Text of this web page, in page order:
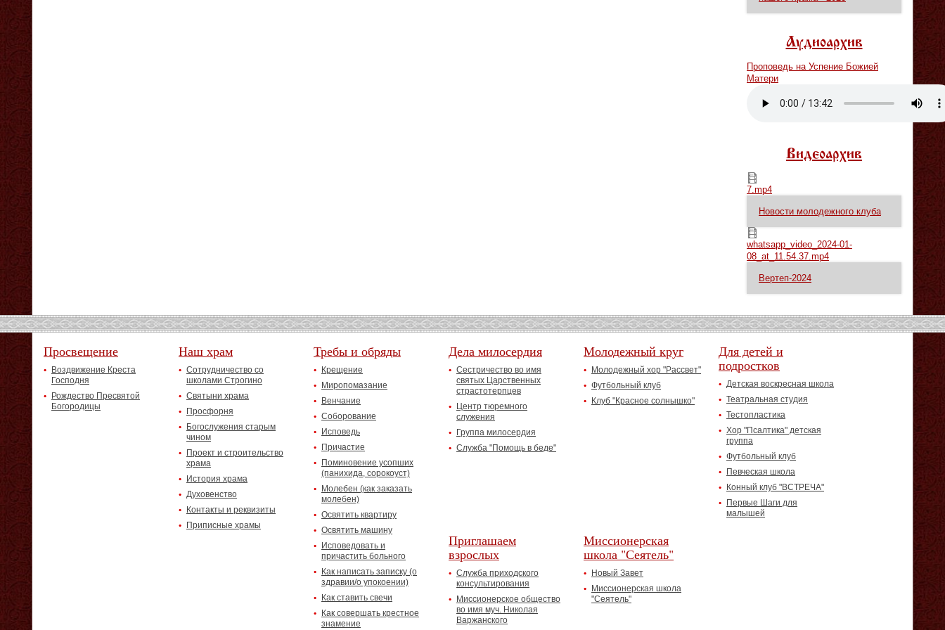
Аудиоархив
Проповедь на Успение Божией
Матери
Видеоархив
7.mp4
7.mp4
Новости молодежного клуба
whatsapp_video_2024-01-08_at_11.54.37.mp4
whatsapp_video_2024-01-
08_at_11.54.37.mp4
Вертеп-2024
Просвещение
Воздвижение Креста
Господня
Рождество Пресвятой
Богородицы
Наш храм
Сотрудничество со
школами Строгино
Святыни храма
Просфорня
Богослужения старым
чином
Проект и строительство
храма
История храма
Духовенство
Контакты и реквизиты
Приписные храмы
Требы и обряды
Крещение
Миропомазание
Венчание
Соборование
Исповедь
Причастие
Поминовение усопших
(панихида, сорокоуст)
Молебен (как заказать
молебен)
Освятить квартиру
Освятить машину
Исповедовать и
причастить больного
Как написать записку (о
здравии/о упокоении)
Как ставить свечи
Как совершать крестное
знамение
Дела милосердия
Сестричество во имя
святых Царственных
страстотерпцев
Центр тюремного
служения
Группа милосердия
Служба "Помощь в беде"
Молодежный круг
Молодежный хор "Рассвет"
Футбольный клуб
Клуб "Красное солнышко"
Для детей и
подростков
Детская воскресная школа
Театральная студия
Тестопластика
Хор "Псалтика" детская
группа
Футбольный клуб
Певческая школа
Конный клуб "ВСТРЕЧА"
Первые Шаги для
малышей
Приглашаем
взрослых
Служба приходского
консультирования
Миссионерское общество
во имя муч. Николая
Варжанского
Миссионерская
школа "Сеятель"
Новый Завет
Миссионерская школа
"Сеятель"